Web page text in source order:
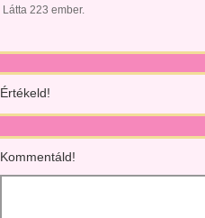
Látta 223 ember.
Értékeld!
Kommentáld!